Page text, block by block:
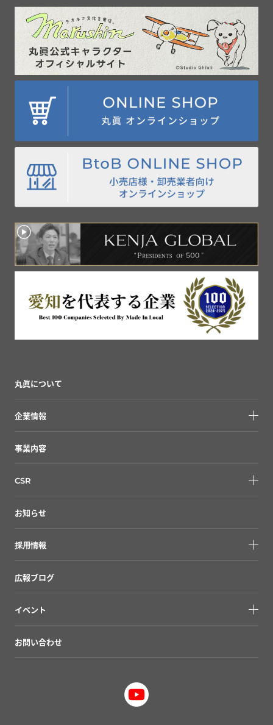
丸眞について
企業情報
事業内容
CSR
お知らせ
採用情報
広報ブログ
イベント
お問い合わせ